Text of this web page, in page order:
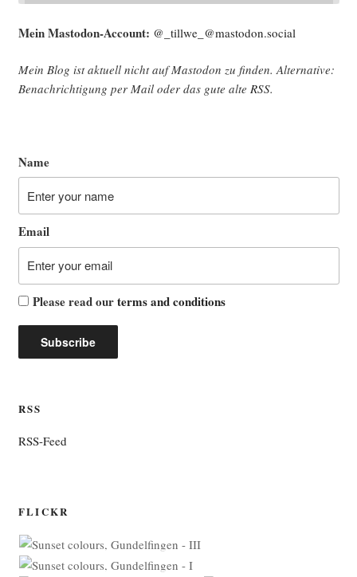
Mein Mast­o­don-Account: @_tillwe_@mastodon.social
Mein Blog ist aktu­ell nicht auf Mast­o­don zu fin­den. Alter­na­ti­ve:
Benach­rich­ti­gung per Mail oder das gute alte RSS.
Name
Email
Please read ourterms and conditions
RSS
RSS-Feed
FLICKR